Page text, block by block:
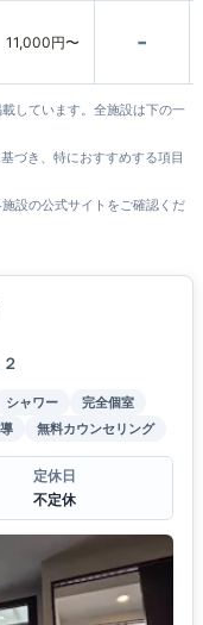
11,000円〜 -
しています。全施設は下の一
づき、特におすすめする項目
設の公式サイトをご確認くだ
シャワー
完全個室
無料カウンセリング
定休日
不定休